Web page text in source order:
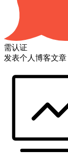
需认证
发表个人博客文章